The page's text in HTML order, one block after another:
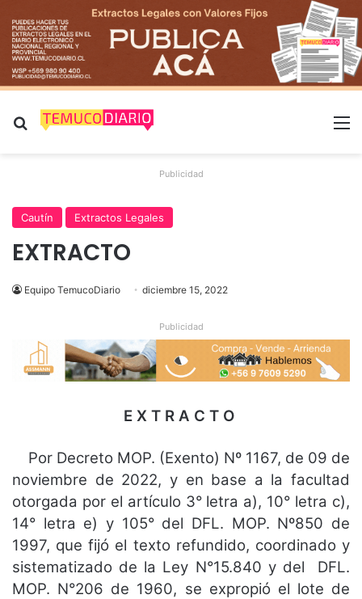
Buscar por
Publicidad
Cautín Extractos Legales
EXTRACTO
Equipo TemucoDiario diciembre 15, 2022
Publicidad
E X T R A C T O
Por Decreto MOP. (Exento) Nº 1167, de 09 de
noviembre de 2022, y en base a la facultad
otorgada por el artículo 3° letra a), 10° letra c),
14° letra e) y 105° del DFL. MOP. Nº850 de
1997, que fijó el texto refundido, coordinado y
sistematizado de la Ley N°15.840 y del DFL.
MOP. N°206 de 1960, se expropió el lote de